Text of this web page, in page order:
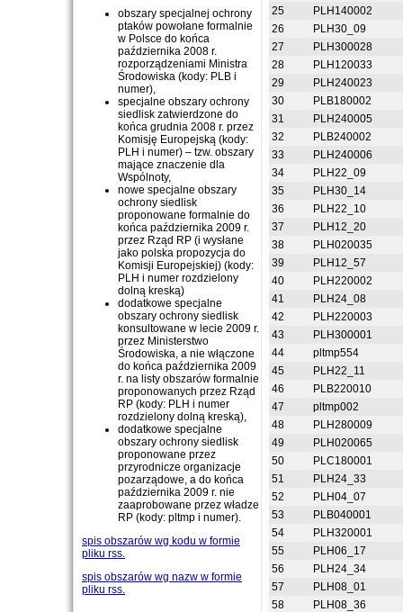
obszary specjalnej ochrony
ptaków powołane formalnie
w Polsce do końca
października 2008 r.
rozporządzeniami Ministra
Środowiska (kody: PLB i
numer),
specjalne obszary ochrony
siedlisk zatwierdzone do
końca grudnia 2008 r. przez
Komisję Europejską (kody:
PLH i numer) – tzw. obszary
mające znaczenie dla
Wspólnoty,
nowe specjalne obszary
ochrony siedlisk
proponowane formalnie do
końca października 2009 r.
przez Rząd RP (i wysłane
jako polska propozycja do
Komisji Europejskiej) (kody:
PLH i numer rozdzielony
dolną kreską)
dodatkowe specjalne
obszary ochrony siedlisk
konsultowane w lecie 2009 r.
przez Ministerstwo
Środowiska, a nie włączone
do końca października 2009
r. na listy obszarów formalnie
proponowanych przez Rząd
RP (kody: PLH i numer
rozdzielony dolną kreską),
dodatkowe specjalne
obszary ochrony siedlisk
proponowane przez
przyrodnicze organizacje
pozarządowe, a do końca
października 2009 r. nie
zaaprobowane przez władze
RP (kody: pltmp i numer).
spis obszarów wg kodu w formie
pliku rss.
spis obszarów wg nazw w formie
pliku rss.
25
PLH140002
26
PLH30_09
27
PLH300028
28
PLH120033
29
PLH240023
30
PLB180002
31
PLH240005
32
PLB240002
33
PLH240006
34
PLH22_09
35
PLH30_14
36
PLH22_10
37
PLH12_20
38
PLH020035
39
PLH12_57
40
PLH220002
41
PLH24_08
42
PLH220003
43
PLH300001
44
pltmp554
45
PLH22_11
46
PLB220010
47
pltmp002
48
PLH280009
49
PLH020065
50
PLC180001
51
PLH24_33
52
PLH04_07
53
PLB040001
54
PLH320001
55
PLH06_17
56
PLH24_34
57
PLH08_01
58
PLH08_36